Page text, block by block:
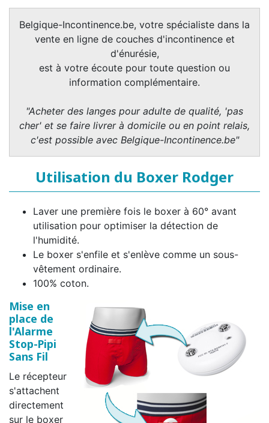
Belgique-Incontinence.be, votre spécialiste dans la
vente en ligne de couches d'incontinence et
d'énurésie,
est à votre écoute pour toute question ou
information complémentaire.
"Acheter des langes pour adulte de qualité, 'pas
cher' et se faire livrer à domicile ou en point relais,
c'est possible avec Belgique-Incontinence.be"
Utilisation du Boxer Rodger
Laver une première fois le boxer à 60° avant
utilisation pour optimiser la détection de
l'humidité.
Le boxer s'enfile et s'enlève comme un sous-
vêtement ordinaire.
100% coton.
Mise en
place de
l'Alarme
Stop-Pipi
Sans Fil
Le récepteur
s'attachent
directement
sur le boxer